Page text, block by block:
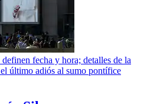
fecha y hora; detalles de la
último adiós al sumo pontífice